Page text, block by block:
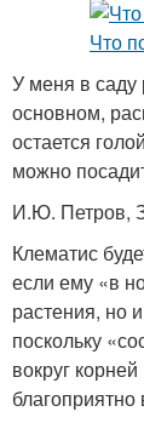
У меня в саду
основном,
остается
можно
И.Ю. Петров,
Клематис
если ему «в
растения, но
поскольку
вокруг
благоприятно